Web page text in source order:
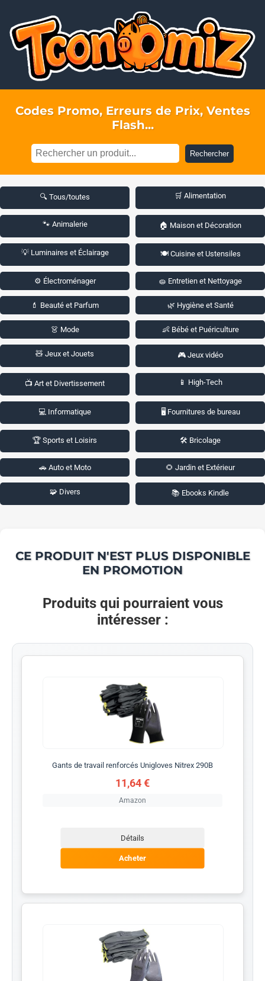
Codes Promo, Erreurs de Prix, Ventes
Flash...
Rechercher
🔍 Tous/toutes 🛒 Alimentation
🐾 Animalerie 🏠 Maison et Décoration
💡 Luminaires et Éclairage 🍽️ Cuisine et Ustensiles
⚙️ Électroménager 🧽 Entretien et Nettoyage
💄 Beauté et Parfum 🌿 Hygiène et Santé
👗 Mode 👶 Bébé et Puériculture
🧸 Jeux et Jouets 🎮 Jeux vidéo
📺 Art et Divertissement 📱 High-Tech
💻 Informatique 🖥️ Fournitures de bureau
🏆 Sports et Loisirs 🛠️ Bricolage
🚗 Auto et Moto 🌻 Jardin et Extérieur
🧩 Divers 📚 Ebooks Kindle
CE PRODUIT N'EST PLUS DISPONIBLE
EN PROMOTION
Produits qui pourraient vous
intéresser :
Gants de travail renforcés Unigloves Nitrex 290B
11,64 €
Amazon
Détails
Acheter